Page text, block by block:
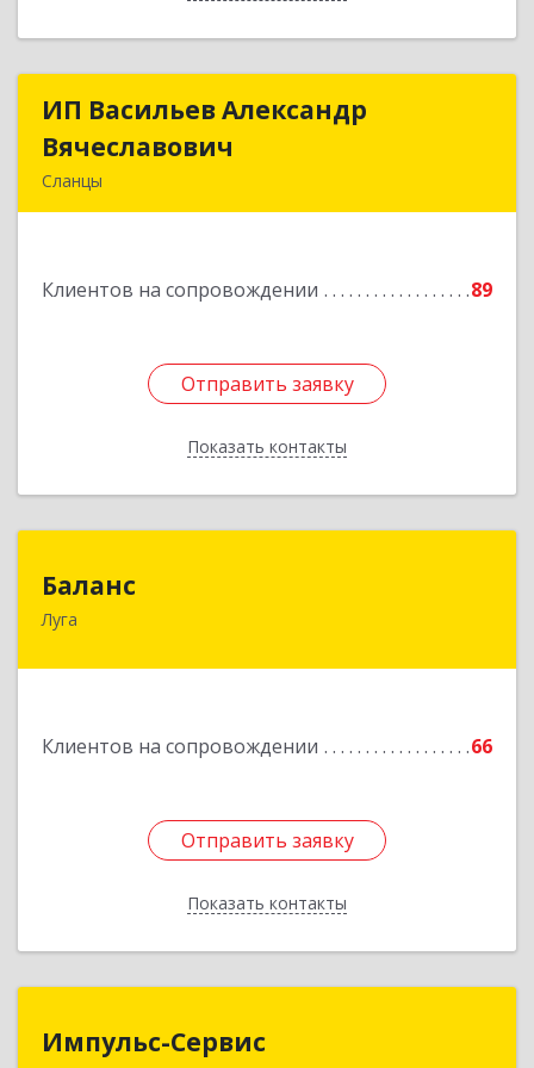
ИП Васильев Александр
Вячеславович
Сланцы
Клиентов на сопровождении 89
Отправить заявку
Показать контакты
ИП Васильев Александр
Подробнее
Отправить заявку
Назад
Баланс
Луга
Клиентов на сопровождении 66
Отправить заявку
Показать контакты
188230, Ленинградская обл, Луга г, Урицкого
Отправить заявку
Назад
Импульс-Сервис